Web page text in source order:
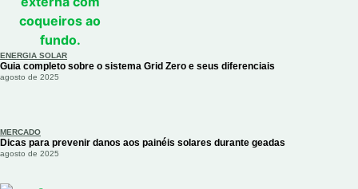
ENERGIA SOLAR
Guia completo sobre o sistema Grid Zero e seus diferenciais
agosto de 2025
MERCADO
Dicas para prevenir danos aos painéis solares durante geadas
agosto de 2025